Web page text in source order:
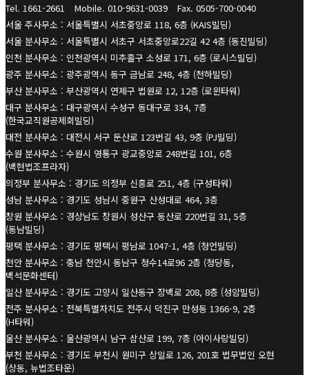
Tel. 1661-2661
Mobile. 010-9631-0039
Fax. 0505-700-0040
서울 주사무소 : 서울특별시 서초중앙로 118, 6층 (KAIS빌딩)
서울 분사무소 : 서울특별시 서초구 서초중앙로22길 42 4층 (동진빌딩)
인천 분사무소 : 인천광역시 미추홀구 소성로 171, 6층 (로시스빌딩)
광주 분사무소 : 광주광역시 동구 금남로 248, 4층 (천하빌딩)
부산 분사무소 : 부산광역시 연제구 법원로 12, 12층 (로윈타워)
대구 분사무소 : 대구광역시 수성구 동대구로 334, 7층
(한국교직원공제회빌딩)
대전 분사무소 : 대전시 서구 둔산로 123번길 43, 9층 (PJ빌딩)
수원 분사무소 : 수원시 영통구 광교중앙로 248번길 101, 6층
(백현법조프라자)
의정부 분사무소 : 경기도 의정부 신흥로 251, 4층 (구성타워)
성남 분사무소 : 경기도 성남시 중원구 산성대로 464, 3층
창원 분사무소 : 경상남도 창원시 성산구 동산로 220번길 31, 5층
(동남빌딩)
평택 분사무소 : 경기도 평택시 평남로 1047-1, 4층 (청언빌딩)
천안 분사무소 : 충남 천안시 동남구 청수14로96 2층 (청당동,
백석문화센터)
일산 분사무소 : 경기도 고양시 일산동구 장백로 208, 8층 (성암빌딩)
전주 분사무소 : 전북특별자치도 전주시 덕진구 만성동 1366-9, 2층
(H타워)
울산 분사무소 : 울산광역시 남구 삼산로 199, 7층 (아이사랑빌딩)
부천 분사무소 : 경기도 부천시 원미구 상일로 126, 201호 법무법인 오현
(상동, 뉴법조타운)